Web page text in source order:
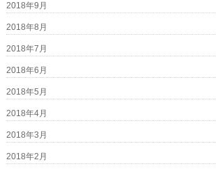
2018年9月
2018年8月
2018年7月
2018年6月
2018年5月
2018年4月
2018年3月
2018年2月